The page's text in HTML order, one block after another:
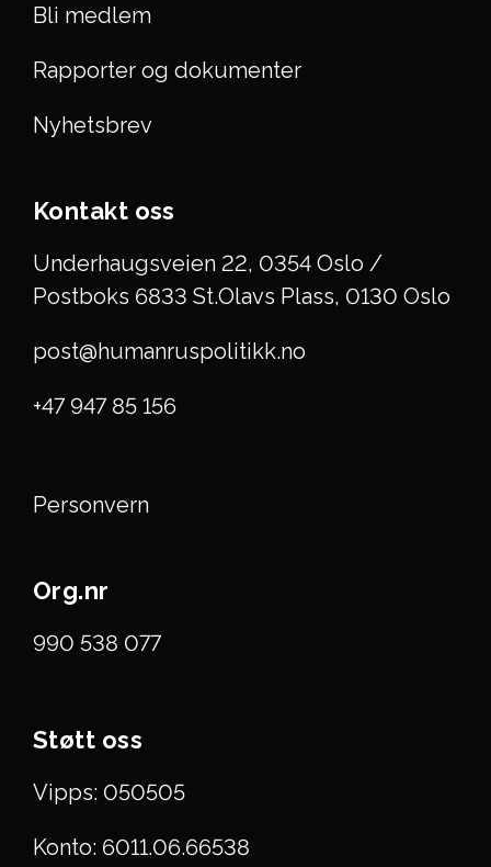
Bli medlem
Rapporter og dokumenter
Nyhetsbrev
Kontakt oss
Underhaugsveien 22, 0354 Oslo /
Postboks 6833 St.Olavs Plass, 0130 Oslo
post@humanruspolitikk.no
+47 947 85 156
Personvern
Org.nr
990 538 077
Støtt oss
Vipps: 050505
Konto: 6011.06.66538